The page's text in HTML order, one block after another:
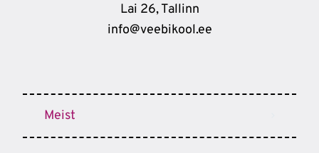
Lai 26, Tallinn
info@veebikool.ee
Meist